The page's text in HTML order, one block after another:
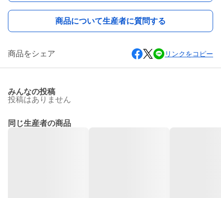
商品について生産者に質問する
商品をシェア リンクをコピー
みんなの投稿
投稿はありません
同じ生産者の商品